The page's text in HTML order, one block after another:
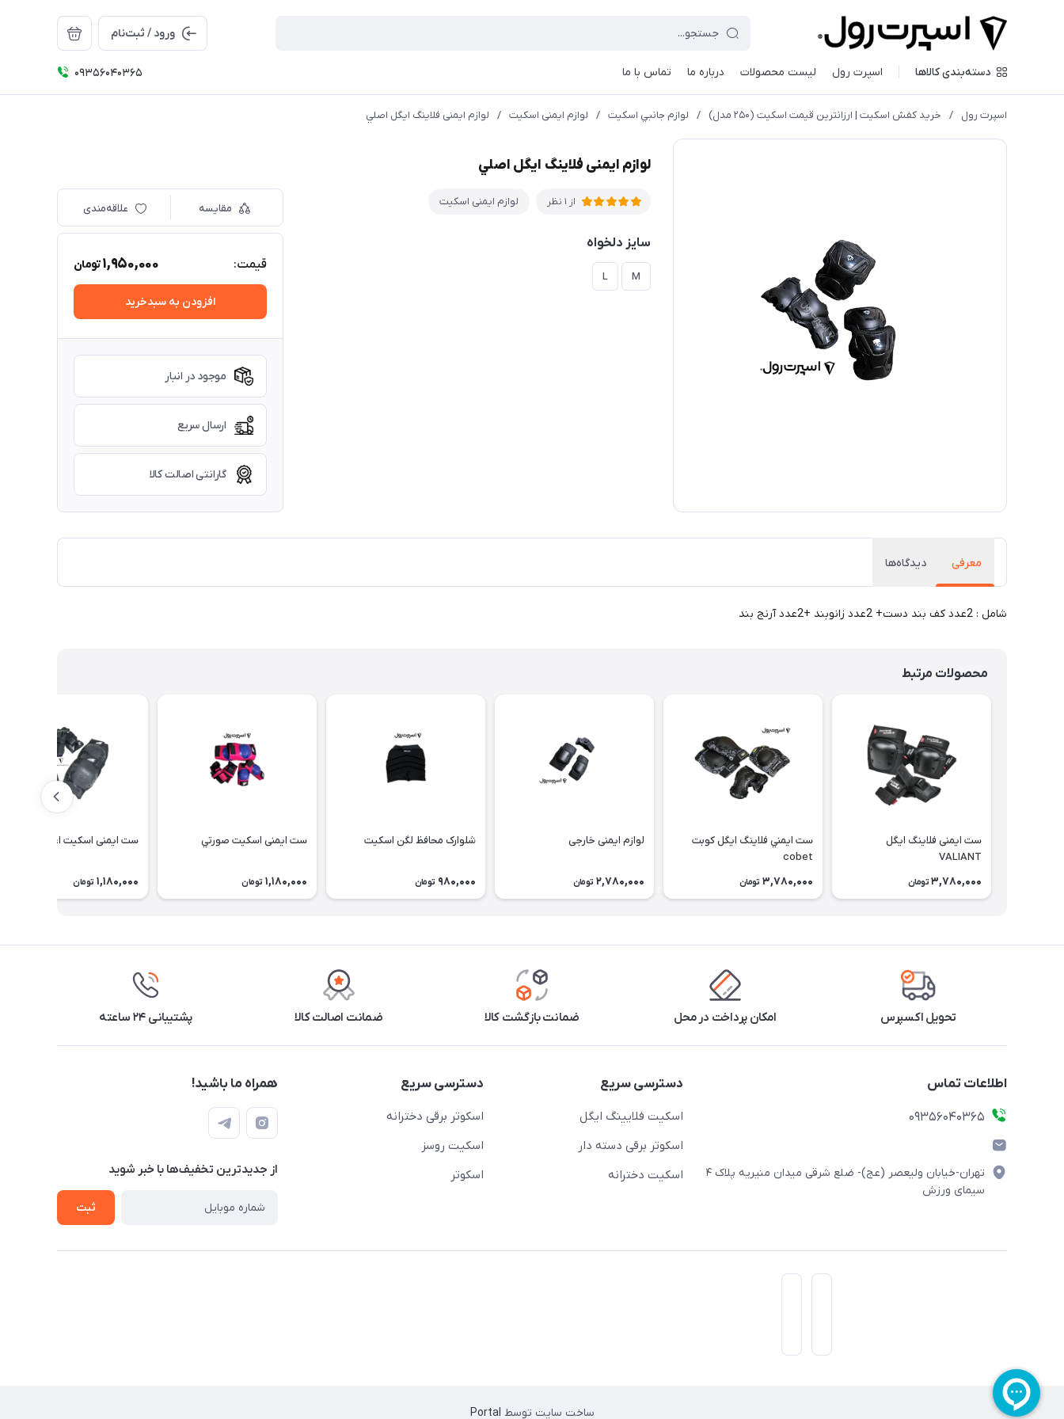
ورود / ثبت‌نام
دسته‌بندی کالاها اسپرت رول لیست محصولات درباره ما تماس با ما 09356040365
اسپرت رول / خريد كفش اسكيت | ارزانترين قيمت اسكيت (۲۵۰ مدل) / لوازم جانبي اسکیت / لوازم ایمنی اسکیت / لوازم ایمنی فلاینگ ایگل اصلي
لوازم ایمنی فلاینگ ایگل اصلي
از 1 نظر لوازم ایمنی اسکیت
سايز دلخواه
M
L
مقایسه علاقه‌مندی
قیمت: 1,950,000تومان
افزودن به سبدخرید
موجود در انبار
ارسال سریع
گارانتی اصالت کالا
معرفی دیدگاه‌ها
شامل : 2عدد کف بند دست+ 2عدد زانوبند +2عدد آرنج بند
محصولات مرتبط
ست ایمنی فلاینگ ایگل
VALIANT
3,780,000 تومان
ست ايمني فلاينگ ايگل كوبت
cobet
3,780,000 تومان
لوازم ایمنی خارجی
2,780,000 تومان
شلوارک محافظ لگن اسكيت
980,000 تومان
ست ایمنی اسكيت صورتي
1,180,000 تومان
ست ایمنی اسكيت اعلا
1,180,000 تومان
تحویل اکسپرس امکان پرداخت در محل ضمانت بازگشت کالا ضمانت اصالت کالا پشتیبانی ۲۴ ساعته
اطلاعات تماس
۰۹۳۵۶۰۴۰۳۶۵
تهران-خیابان ولیعصر (عج)- ضلع شرقی میدان منیریه پلاک ۴
سیمای ورزش
دسترسی سریع
اسکیت فلایینگ ایگل
اسکوتر برقی دسته دار
اسکیت دخترانه
دسترسی سریع
اسکوتر برقی دخترانه
اسکیت روسز
اسکوتر
همراه ما باشید!
از جدید‌ترین تخفیف‌ها با‌ خبر شوید
ثبت
ساخت سایت توسط Portal